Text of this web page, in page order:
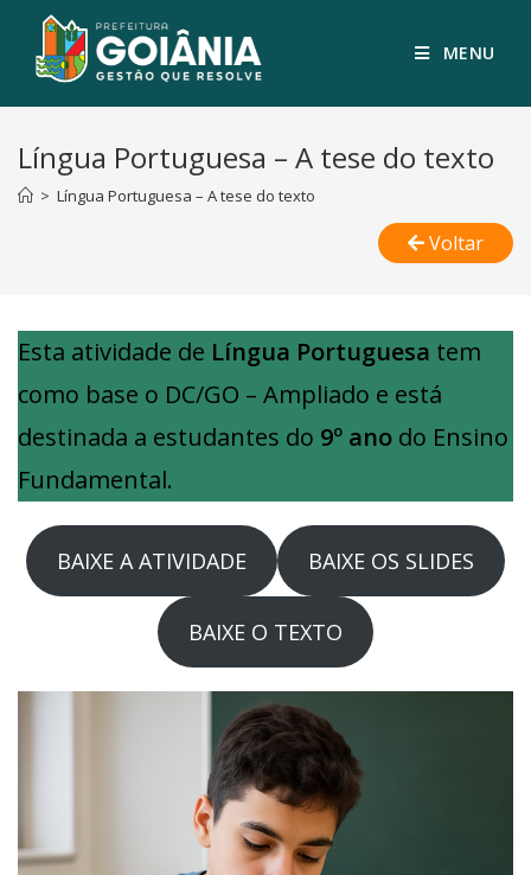
MENU
Língua Portuguesa – A tese do texto
> Língua Portuguesa – A tese do texto
Voltar
Esta atividade de Língua Portuguesa tem
como base o DC/GO – Ampliado e está
destinada a estudantes do 9º ano do Ensino
Fundamental.
BAIXE A ATIVIDADE BAIXE OS SLIDES
BAIXE O TEXTO